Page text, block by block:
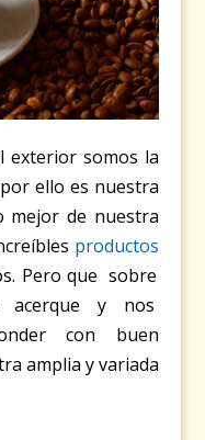
exterior somos la
ello es nuestra
mejor de nuestra
productos
Pero que sobre
acerque y nos
con buen
amplia y variada